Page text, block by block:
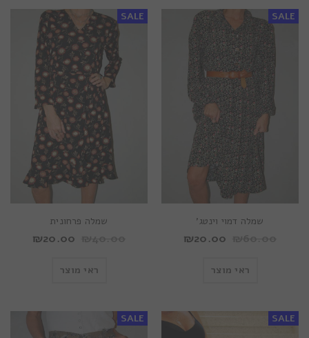
SALE
שמלה דמוי וינטג’
₪20.00
ראי מוצר
SALE
שמלה פרחונית
₪20.00
ראי מוצר
SALE
SALE